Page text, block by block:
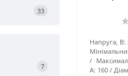
33
7
Напруга, В:
А: 160